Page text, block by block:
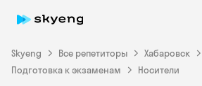
Skyeng Все репетиторы
Хабаровск
Подготовка к экзаменам
Носители